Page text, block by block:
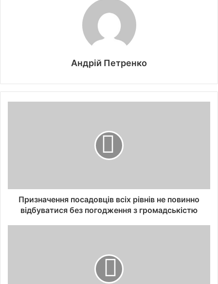
Андрій Петренко
Призначення посадовців всіх рівнів не повинно
відбуватися без погодження з громадськістю